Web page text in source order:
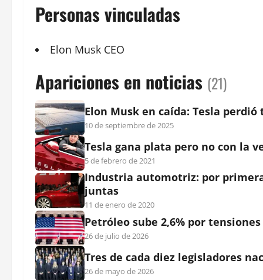
Personas vinculadas
Elon Musk CEO
Apariciones en noticias (21)
Elon Musk en caída: Tesla
10 de septiembre de 2025
Tesla gana plata pero no con la
5 de febrero de 2021
Industria automotriz: por
juntas
11 de enero de 2020
Petróleo sube 2,6% por
26 de julio de 2026
Tres de cada diez legisladores
26 de mayo de 2026